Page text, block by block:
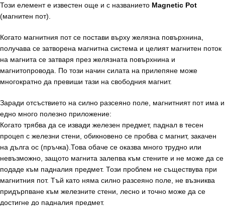
Този елемент е известен още и с названието Magnetic Pot
(магнитен пот).
Когато магнитния пот се постави върху желязна повърхнина,
получава се затворена магнитна система и целият магнитен поток
на магнита се затваря през желязната повърхнина и
магнитопровода. По този начин силата на прилепяне може
многократно да превиши тази на свободния магнит.
Заради отсъствието на силно разсеяно поле, магнитният пот има и
едно много полезно приложение:
Когато трябва да се извади железен предмет, паднал в тесен
процеп с железни стени, обикновено се пробва с магнит, закачен
на дълга ос (пръчка).Това обаче се оказва много трудно или
невъзможно, защото магнита залепва към стените и не може да се
подаде към падналия предмет. Този проблем не съществува при
магнитния пот. Тъй като няма силно разсеяно поле, не възниква
придърпване към железните стени, лесно и точно може да се
достигне до падналия предмет.